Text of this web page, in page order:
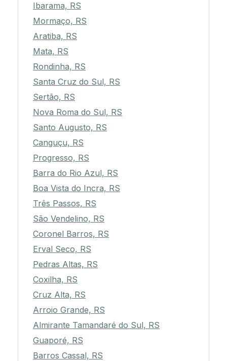
Ibarama, RS
Mormaço, RS
Aratiba, RS
Mata, RS
Rondinha, RS
Santa Cruz do Sul, RS
Sertão, RS
Nova Roma do Sul, RS
Santo Augusto, RS
Canguçu, RS
Progresso, RS
Barra do Rio Azul, RS
Boa Vista do Incra, RS
Três Passos, RS
São Vendelino, RS
Coronel Barros, RS
Erval Seco, RS
Pedras Altas, RS
Coxilha, RS
Cruz Alta, RS
Arroio Grande, RS
Almirante Tamandaré do Sul, RS
Guaporé, RS
Barros Cassal, RS